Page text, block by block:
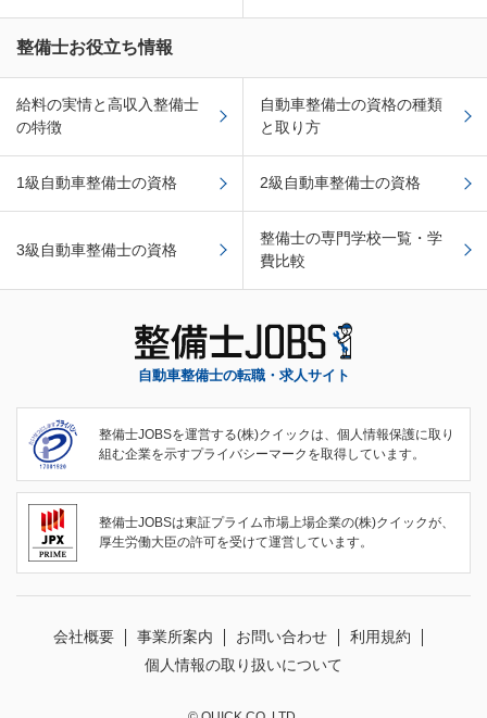
整備士お役立ち情報
給料の実情と高収入整備士
の特徴
自動車整備士の資格の種類
と取り方
1級自動車整備士の資格 2級自動車整備士の資格
3級自動車整備士の資格
整備士の専門学校一覧・学
費比較
自動車整備士の転職・求人サイト
整備士JOBSを運営する(株)クイックは、個人情報保護に取り
組む企業を示すプライバシーマークを取得しています。
整備士JOBSは東証プライム市場上場企業の(株)クイックが、
厚生労働大臣の許可を受けて運営しています。
会社概要 事業所案内 お問い合わせ
利用規約
個人情報の取り扱いについて